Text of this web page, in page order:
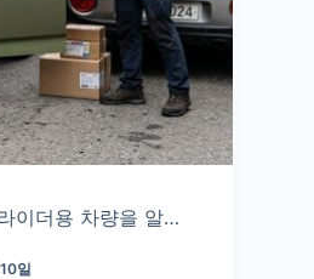
이더용 차량을 알…
일